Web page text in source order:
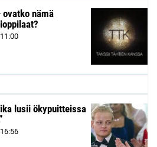
nämä
11:00
lusii ökypuitteissa
16:56